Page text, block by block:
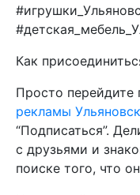
Как
Просто перейдите
рекламы Ульяновск
“Подписаться”.
с друзьями и
поиске того, что